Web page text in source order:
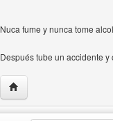
Nuca fume y nunca tome
Después tube un accidente
Visitar sitio web del